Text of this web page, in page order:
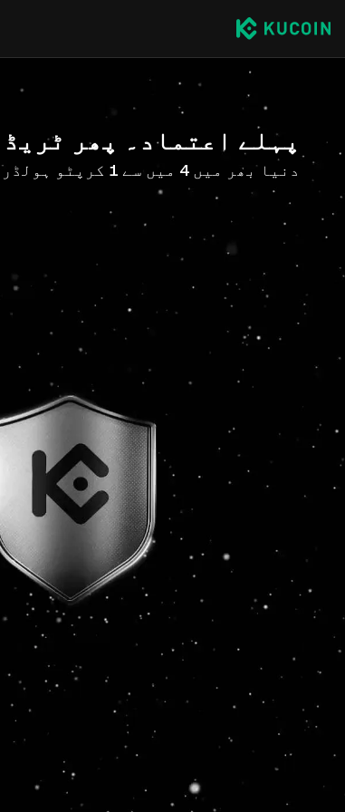
پہلے اعتماد۔ پھر
دنیا بھر میں 4 میں سے 1 کرپٹو ہولڈرز KuCoin کے ساتھ ہیں۔